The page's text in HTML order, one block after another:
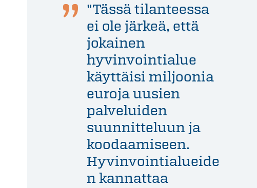
"Tässä tilanteessa
ei ole järkeä, että
jokainen
hyvinvointialue
käyttäisi miljoonia
euroja uusien
palveluiden
suunnitteluun ja
koodaamiseen.
Hyvinvointialueide
n kannattaa